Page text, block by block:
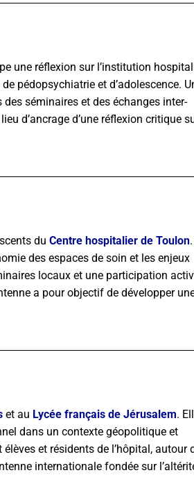
une réflexion sur l’institution
pédopsychiatrie et d’adolescence.
séminaires et des échanges inter-
d’ancrage d’une réflexion critique
du Centre hospitalier de Toulon
des espaces de soin et les enjeux
locaux et une participation
a pour objectif de développer
et au Lycée français de Jérusalem.
dans un contexte géopolitique et
et résidents de l’hôpital, autour
internationale fondée sur